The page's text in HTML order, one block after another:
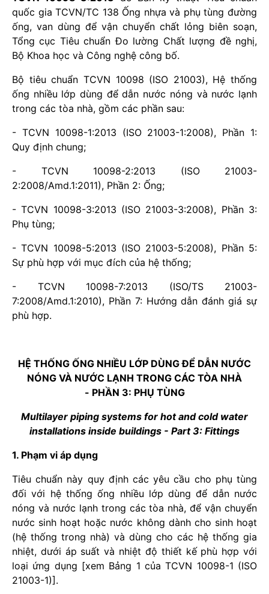
quốc gia TCVN/TC 138 Ống nhựa và phụ tùng đường
ống, van dùng để vận chuyển chất lỏng biên soạn,
Tổng cục Tiêu chuẩn Đo lường Chất lượng đề nghị,
Bộ Khoa học và Công nghệ công bố.
Bộ tiêu chuẩn TCVN 10098 (ISO 21003), Hệ thống
ống nhiều lớp dùng để dẫn nước nóng và nước lạnh
trong các tòa nhà, gồm các phần sau:
- TCVN 10098-1:2013 (ISO 21003-1:2008), Phần 1:
Quy định chung;
- TCVN 10098-2:2013 (ISO 21003-
2:2008/Amd.1:2011), Phần 2: Ống;
- TCVN 10098-3:2013 (ISO 21003-3:2008), Phần 3:
Phụ tùng;
- TCVN 10098-5:2013 (ISO 21003-5:2008), Phần 5:
Sự phù hợp với mục đích của hệ thống;
- TCVN 10098-7:2013 (ISO/TS 21003-
7:2008/Amd.1:2010), Phần 7: Hướng dẫn đánh giá sự
phù hợp.
HỆ THỐNG ỐNG NHIỀU LỚP DÙNG ĐỂ DẪN NƯỚC
NÓNG VÀ NƯỚC LẠNH TRONG CÁC TÒA NHÀ
- PHẦN 3: PHỤ TÙNG
Multilayer piping systems for hot and cold water
installations inside buildings - Part 3: Fittings
1. Phạm vi áp dụng
Tiêu chuẩn này quy định các yêu cầu cho phụ tùng
đối với hệ thống ống nhiều lớp dùng để dẫn nước
nóng và nước lạnh trong các tòa nhà, để vận chuyển
nước sinh hoạt hoặc nước không dành cho sinh hoạt
(hệ thống trong nhà) và dùng cho các hệ thống gia
nhiệt, dưới áp suất và nhiệt độ thiết kế phù hợp với
loại ứng dụng [xem Bảng 1 của TCVN 10098-1 (ISO
21003-1)].